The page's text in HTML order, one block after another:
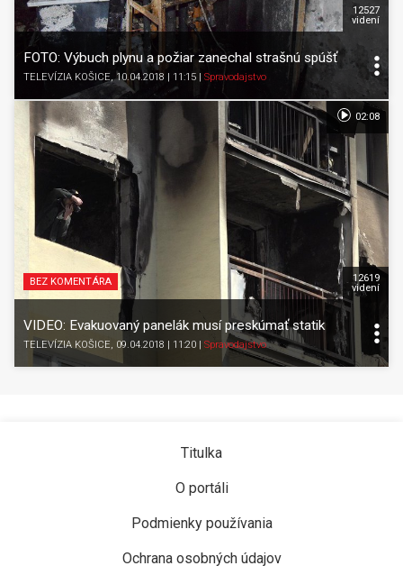
FOTO: Výbuch plynu a požiar zanechal strašnú spúšť
TELEVÍZIA KOŠICE , 10.04.2018 | 11:15 | Spravodajstvo
12527
videní
BEZ KOMENTÁRA
VIDEO: Evakuovaný panelák musí preskúmať statik
TELEVÍZIA KOŠICE , 09.04.2018 | 11:20 | Spravodajstvo
12619
videní
02:08
Titulka
O portáli
Podmienky používania
Ochrana osobných údajov